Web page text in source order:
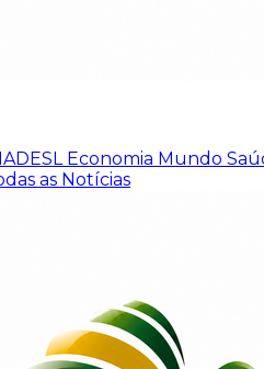
IADESL Economia Mundo
as Notícias